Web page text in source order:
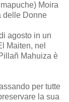
Moira
delle Donne
agosto in un
Maiten, nel
Mahuiza è
per tutte
la sua